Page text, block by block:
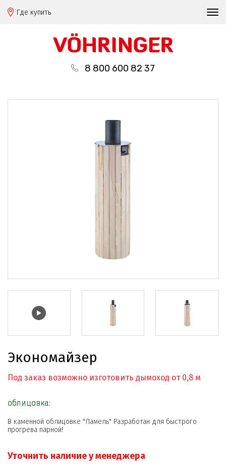
Где купить
8 800 600 82 37
Экономайзер
Под заказ возможно изготовить дымоход от 0,8 м
облицовка:
В каменной облицовке "Ламель" Разработан для быстрого
прогрева парной!
Уточнить наличие у менеджера